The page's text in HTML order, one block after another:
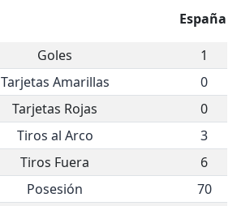
España
Goles
1
Tarjetas Amarillas
0
Tarjetas Rojas
0
Tiros al Arco
3
Tiros Fuera
6
Posesión
70